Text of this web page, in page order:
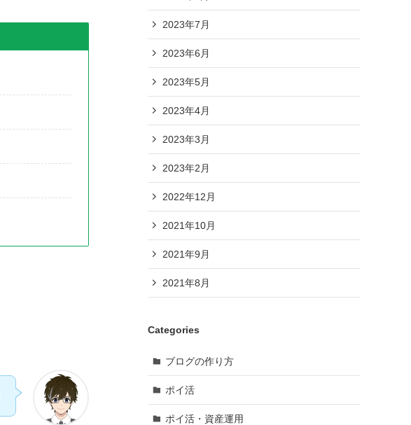
2023年7月
2023年6月
2023年5月
2023年4月
2023年3月
2023年2月
2022年12月
2021年10月
2021年9月
2021年8月
Categories
ブログの作り方
ポイ活
ポイ活・資産運用